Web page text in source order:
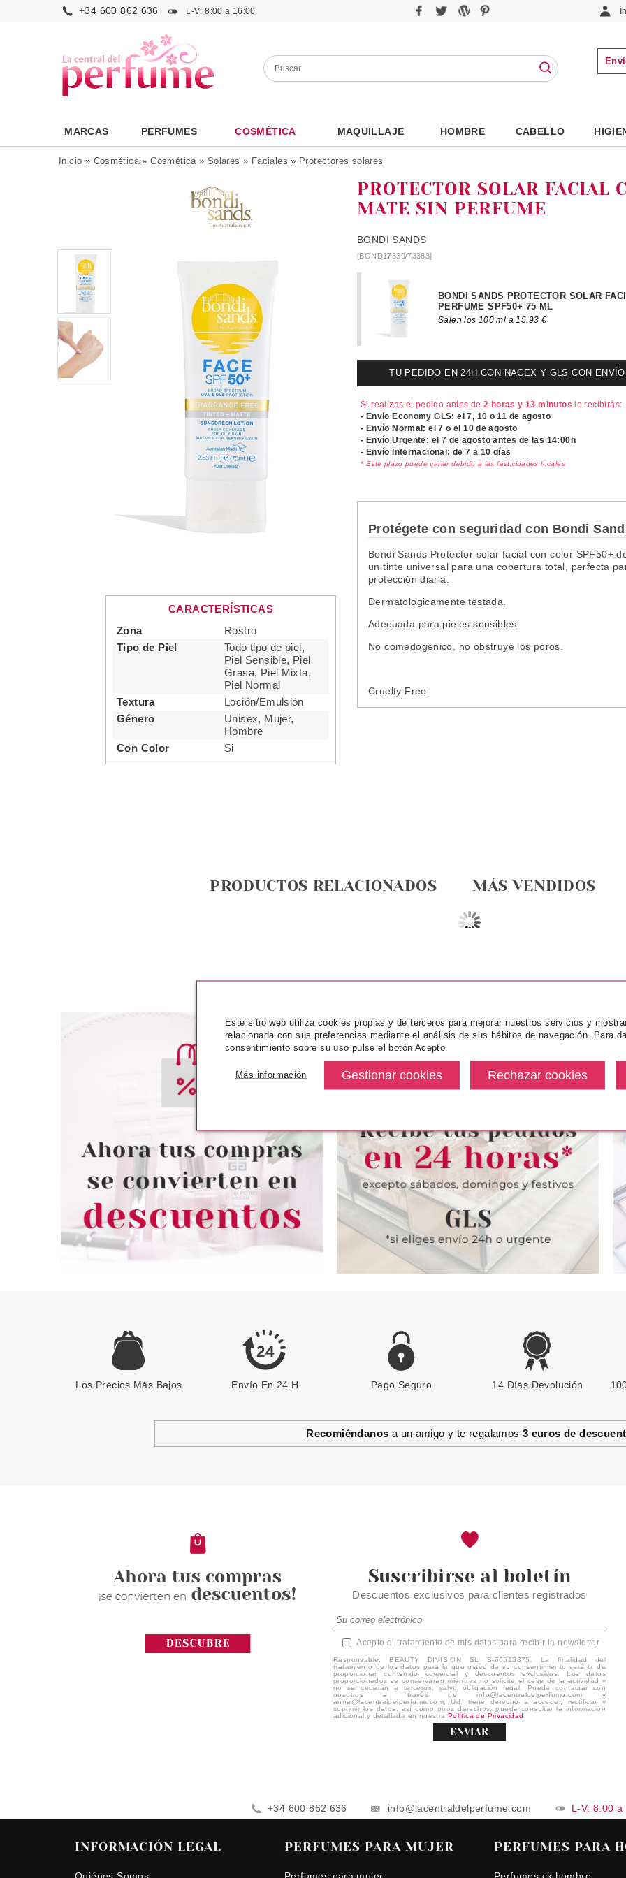
+34 600 862 636 L-V: 8:00 a 16:00
MARCAS PERFUMES COSMÉTICA MAQUILLAJE HOMBRE CABELLO
Inicio » Cosmética»Cosmética» Solares » Faciales » Protectores solares
CARACTERÍSTICAS
Zona
Rostro
Tipo de Piel
Todo tipo de piel,
Piel Sensible, Piel
Grasa, Piel Mixta,
Piel Normal
Textura
Loción/Emulsión
Género
Unisex, Mujer,
Hombre
Con Color
Si
PROTECTOR SOLAR FACIAL
MATE SIN PERFUME
BONDI SANDS
[BOND17339/73383]
BONDI SANDS PROTECTOR SOLAR
PERFUME SPF50+ 75 ML
Salen los 100 ml a 15.93 €
TU PEDIDO EN 24H CON NACEX Y GLS CON
Si realizas el pedido antes de2 horas y 13 minutos lo recibirás:
- Envío Economy GLS: el7, 10 o 11 de agosto
- Envío Normal: el7 o el 10 de agosto
- Envío Urgente: el 7 de agosto antes de las 14:00h
- Envío Internacional: de 7 a 10 días
* Este plazo puede variar debido a las festividades locales
Protégete con seguridad con Bondi
Bondi Sands Protector solar facial con color SPF50+
un tinte universal para una cobertura total, perfecta
protección diaria.
Dermatológicamente testada.
Adecuada para pieles sensibles.
No comedogénico, no obstruye los poros.
Cruelty Free.
PRODUCTOS RELACIONADOS MÁS VENDIDOS
BABARIA STICK AZUL SOLAR
desde
75 ML
desde
Pvr 22.50€
-40%
desde
13.50€
75 ML +
+
BABARIA
desde
Los Precios Más Bajos Envío En 24 H Pago Seguro 14 Días Devolución
Recomiéndanos a un amigo y te regalamos 3 euros de
Suscribirse al boletín
Descuentos exclusivos para clientes registrados
Acepto el tratamiento de mis datos para recibir la newsletter
Responsable: BEAUTY DIVISION SL B-66515875. La finalidad del
tratamiento de los datos para la que usted da su consentimiento será la de
proporcionar contenido comercial y descuentos exclusivos. Los datos
proporcionados se conservarán mientras no solicite el cese de la actividad y
no se cederán a terceros, salvo obligación legal. Puede contactar con
nosotros a través de info@lacentraldelperfume.com y
anna@lacentraldelperfume.com. Ud. tiene derecho a acceder, rectificar y
suprimir los datos, así como otros derechos, puede consultar la información
adicional y detallada en nuestra Política de Privacidad
ENVIAR
+34 600 862 636 info@lacentraldelperfume.com L-V: 8:00 a
INFORMACIÓN LEGAL PERFUMES PARA MUJER PERFUMES PARA
Este sitio web utiliza cookies propias y de terceros para mejorar nuestros servicios y
relacionada con sus preferencias mediante el análisis de sus hábitos de navegación. Para
consentimiento sobre su uso pulse el botón Acepto.
Más información